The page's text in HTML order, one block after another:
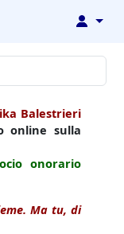
↓
Balestrieri
online sulla
onorario
Ma tu, di